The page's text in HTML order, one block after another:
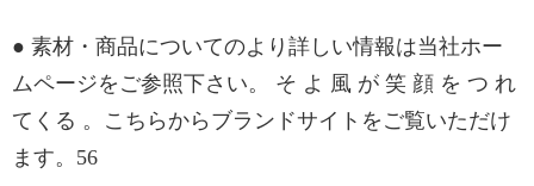
● 素材・商品についてのより詳しい情報は当社ホー
ムページをご参照下さい。 そ よ 風 が 笑 顔 を つ れ
てくる 。こちらからブランドサイトをご覧いただけ
ます。56